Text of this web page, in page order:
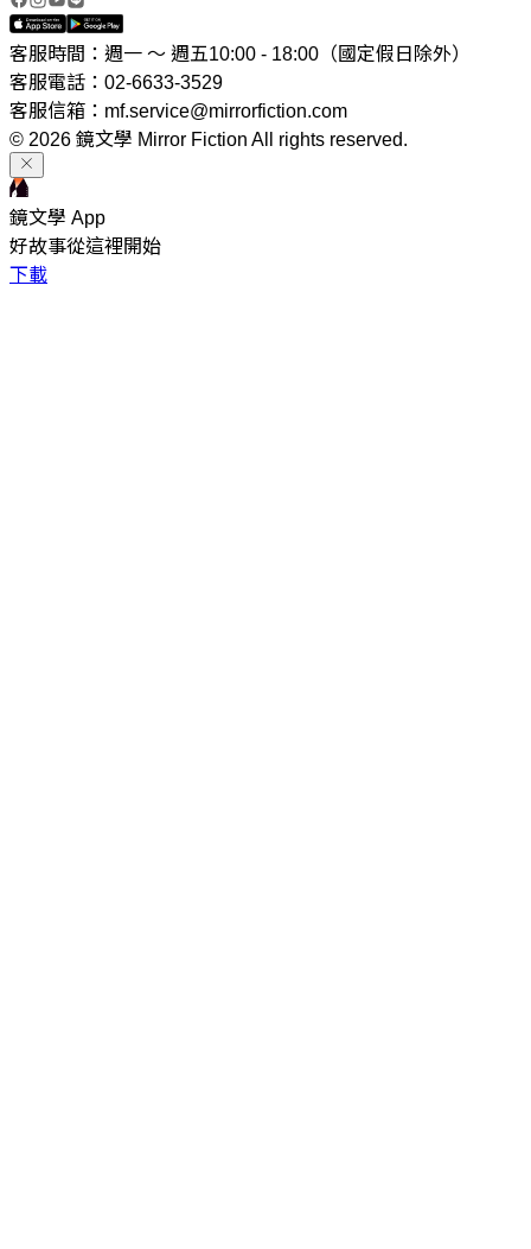
客服時間：週一 ～ 週五10:00 - 18:00（國定假日除外）
客服電話：02-6633-3529
客服信箱：mf.service@mirrorfiction.com
© 2026 鏡文學 Mirror Fiction All rights reserved.
鏡文學 App
好故事從這裡開始
下載